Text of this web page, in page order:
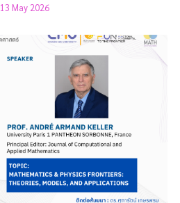
13 May 2026